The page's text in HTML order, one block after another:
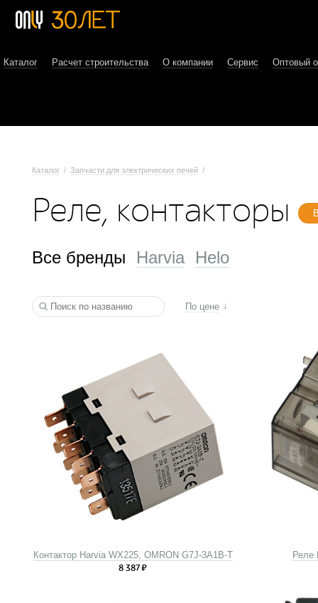
Каталог Расчет строительства О компании Сервис Оптовый
Каталог / Запчасти для электрических печей /
Реле, контакторы
Все бренды Harvia Helo
По цене
Контактор Harvia WX225, OMRON G7J-3A1B-T
8 387₽
Реле